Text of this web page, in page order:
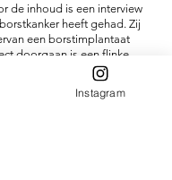
de inhoud is een interview
heeft gehad. Zij
een borstimplantaat
doorgaan is een flinke
je niet zomaar mee. Haar
mij delen.
De thema's van
kwamen sterk naar
Instagram